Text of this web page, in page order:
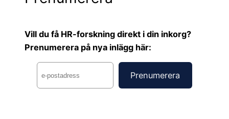
Vill du få HR-forskning direkt i din inkorg?
Prenumerera på nya inlägg här: